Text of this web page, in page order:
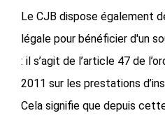
Le CJB dispose également
légale pour bénéficier d'un
: il s’agit de l’article 47 de
2011 sur les prestations
Cela signifie que depuis